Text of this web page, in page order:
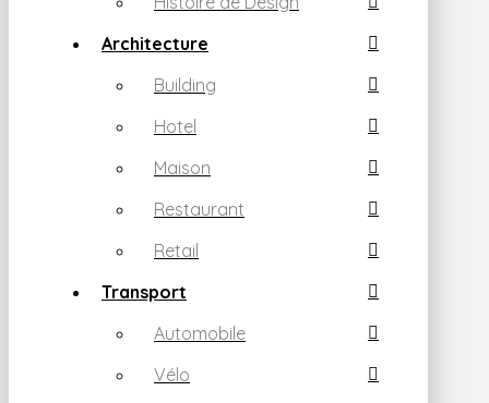
Architecture
Building
Hotel
Maison
Restaurant
Retail
Transport
Automobile
Vélo